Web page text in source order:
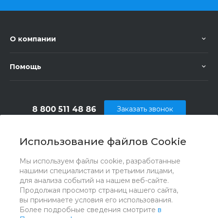
Использование файлов Cookie
Мы используем файлы cookie, разработанные
нашими специалистами и третьими лицами,
для анализа событий на нашем веб-сайте.
Продолжая просмотр страниц нашего сайта,
вы принимаете условия его использования.
Более подробные сведения смотрите в
О компании
Помощь
8 800 511 48 86
г. Москва, МКАД, 41-й километр, 4, стр. 14;
Павильон Б25/2
Заказать звонок